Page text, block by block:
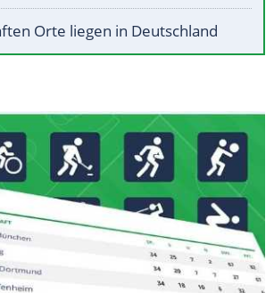
Orte liegen in Deutschland